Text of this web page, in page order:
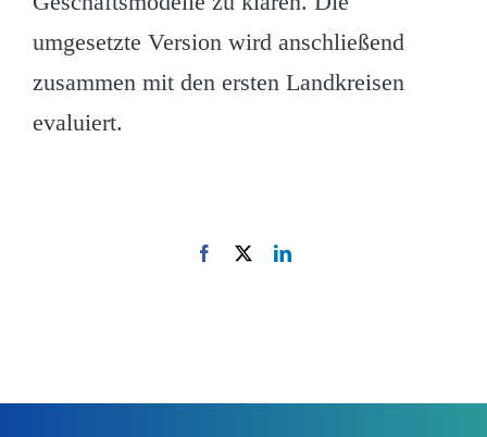
umgesetzte Version wird anschließend
zusammen mit den ersten Landkreisen
evaluiert.
Facebook LinkedIn